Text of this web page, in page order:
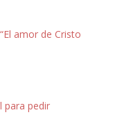
amor de Cristo
para pedir